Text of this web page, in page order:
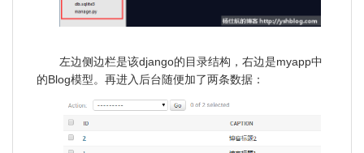
左边侧边栏是该django的目录结构，右边是myapp中
的Blog模型。再进入后台随便加了两条数据：